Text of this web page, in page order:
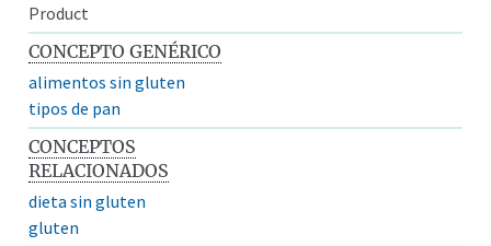
Product
CONCEPTO GENÉRICO
alimentos sin gluten
tipos de pan
CONCEPTOS
RELACIONADOS
dieta sin gluten
gluten